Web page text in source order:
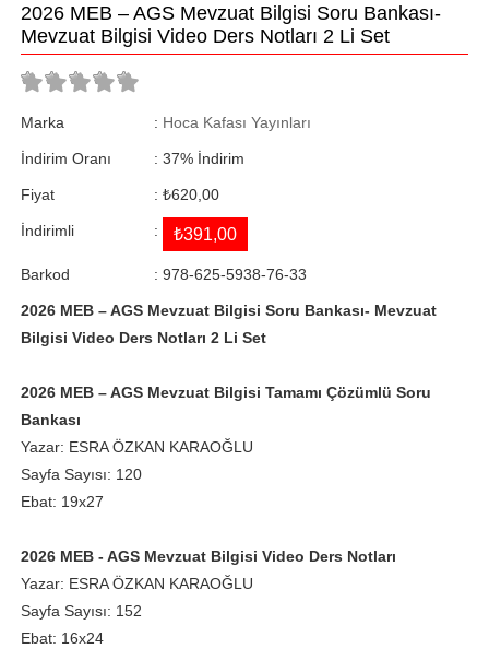
2026 MEB – AGS Mevzuat Bilgisi Soru Bankası-
Mevzuat Bilgisi Video Ders Notları 2 Li Set
Marka : Hoca Kafası Yayınları
İndirim Oranı : %
37 İndirim
Fiyat : ₺620,00
İndirimli : ₺391,00
Barkod : 978-625-5938-76-33
2026 MEB – AGS Mevzuat Bilgisi Soru Bankası- Mevzuat
Bilgisi Video Ders Notları 2 Li Set
2026 MEB – AGS Mevzuat Bilgisi Tamamı Çözümlü Soru
Bankası
Yazar: ESRA ÖZKAN KARAOĞLU
Sayfa Sayısı: 120
Ebat: 19x27
2026 MEB - AGS Mevzuat Bilgisi Video Ders Notları
Yazar: ESRA ÖZKAN KARAOĞLU
Sayfa Sayısı: 152
Ebat: 16x24